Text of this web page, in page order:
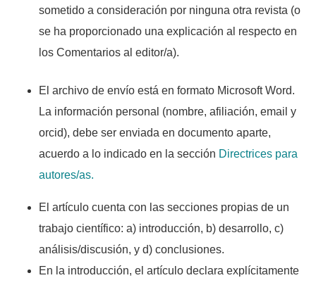
sometido a consideración por ninguna otra revista (o
se ha proporcionado una explicación al respecto en
los Comentarios al editor/a).
El archivo de envío está en formato Microsoft Word.
La información personal (nombre, afiliación, email y
orcid), debe ser enviada en documento aparte,
acuerdo a lo indicado en la sección Directrices para
autores/as.
El artículo cuenta con las secciones propias de un
trabajo científico: a) introducción, b) desarrollo, c)
análisis/discusión, y d) conclusiones.
En la introducción, el artículo declara explícitamente